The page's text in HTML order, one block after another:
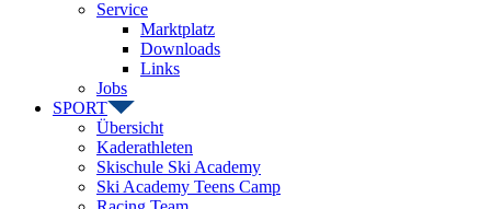
Service
Marktplatz
Downloads
Links
Jobs
SPORT
Übersicht
Kaderathleten
Skischule Ski Academy
Ski Academy Teens Camp